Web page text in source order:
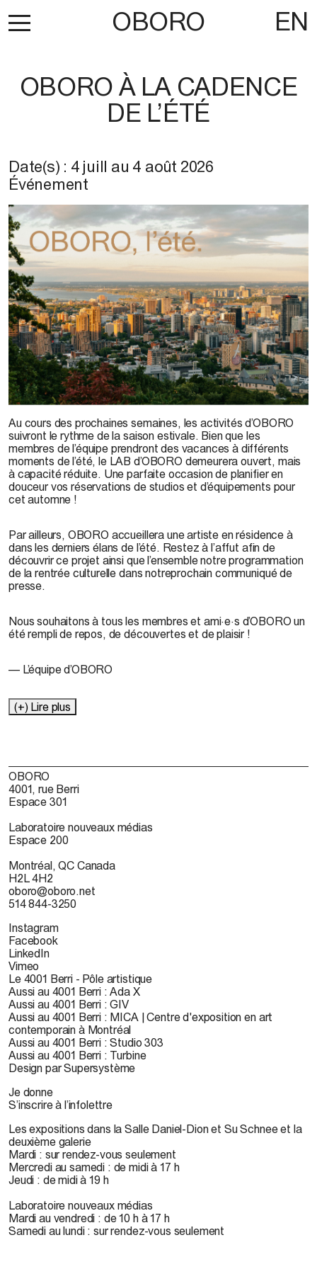
OBORO EN
OBORO À LA CADENCE
DE L’ÉTÉ
Date(s) : 4 juill au 4 août 2026
Événement
Au cours des prochaines semaines, les activités d’OBORO
suivront le rythme de la saison estivale. Bien que les
membres de l’équipe prendront des vacances à différents
moments de l’été, le LAB d’OBORO demeurera ouvert, mais
à capacité réduite. Une parfaite occasion de planifier en
douceur vos réservations de studios et d’équipements pour
cet automne !
Par ailleurs, OBORO accueillera une artiste en résidence à
dans les derniers élans de l’été. Restez à l’affut afin de
découvrir ce projet ainsi que l’ensemble notre programmation
de la rentrée culturelle dans notreprochain communiqué de
presse.
Nous souhaitons à tous les membres et ami·e·s d’OBORO un
été rempli de repos, de découvertes et de plaisir !
— L’équipe d’OBORO
(+) Lire plus
OBORO
4001, rue Berri
Espace 301
Laboratoire nouveaux médias
Espace 200
Montréal, QC Canada
H2L 4H2
oboro@oboro.net
514 844-3250
Instagram
Facebook
LinkedIn
Vimeo
Le 4001 Berri - Pôle artistique
Aussi au 4001 Berri : Ada X
Aussi au 4001 Berri : GIV
Aussi au 4001 Berri : MICA | Centre d'exposition en art
contemporain à Montréal
Aussi au 4001 Berri : Studio 303
Aussi au 4001 Berri : Turbine
Design par Supersystème
Je donne
S’inscrire à l’infolettre
Les expositions dans la Salle Daniel-Dion et Su Schnee et la
deuxième galerie
Mardi : sur rendez-vous seulement
Mercredi au samedi : de midi à 17 h
Jeudi : de midi à 19 h
Laboratoire nouveaux médias
Mardi au vendredi : de 10 h à 17 h
Samedi au lundi : sur rendez-vous seulement